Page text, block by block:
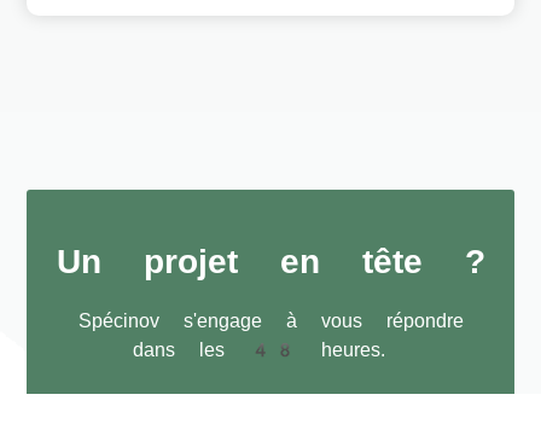
Un projet en tête ?
Spécinov s'engage à vous répondre
dans les 48 heures.